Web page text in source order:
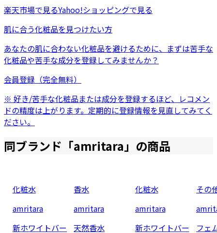
楽天市場で見るYahoo!ショッピングで見る
肌に合う化粧品を見つけたい方
あなたの肌に合わない化粧品を避けるために、まずは苦手な
化粧品や苦手な成分を登録してみませんか？
会員登録（完全無料）
※ 好き/苦手な化粧品または成分を登録するほど、レコメン
ドの精度は上がります。定期的に登録情報を見直してみてく
ださい。
同ブランド「amritara」の商品
化粧水
amritara
新ホワイトバー
香水
amritara
天然香水
化粧水
amritara
新ホワイトバー
その
フェ